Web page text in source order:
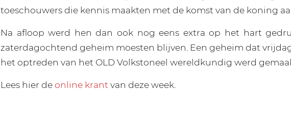
toeschouwers die kennis maakten met de komst van de koning
Na afloop werd hen dan ook nog eens extra op het hart
zaterdagochtend geheim moesten blijven. Een geheim dat
het optreden van het OLD Volkstoneel wereldkundig werd
Lees hier deonline krant van deze week.